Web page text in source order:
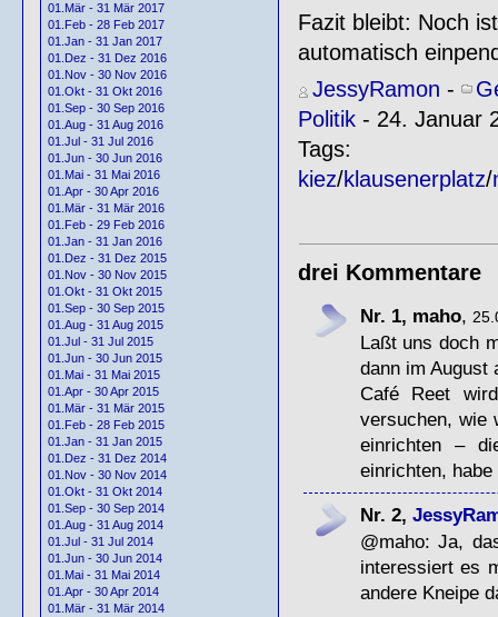
01.Mär - 31 Mär 2017
01.Feb - 28 Feb 2017
01.Jan - 31 Jan 2017
01.Dez - 31 Dez 2016
01.Nov - 30 Nov 2016
01.Okt - 31 Okt 2016
01.Sep - 30 Sep 2016
01.Aug - 31 Aug 2016
01.Jul - 31 Jul 2016
01.Jun - 30 Jun 2016
01.Mai - 31 Mai 2016
01.Apr - 30 Apr 2016
01.Mär - 31 Mär 2016
01.Feb - 29 Feb 2016
01.Jan - 31 Jan 2016
01.Dez - 31 Dez 2015
01.Nov - 30 Nov 2015
01.Okt - 31 Okt 2015
01.Sep - 30 Sep 2015
01.Aug - 31 Aug 2015
01.Jul - 31 Jul 2015
01.Jun - 30 Jun 2015
01.Mai - 31 Mai 2015
01.Apr - 30 Apr 2015
01.Mär - 31 Mär 2015
01.Feb - 28 Feb 2015
01.Jan - 31 Jan 2015
01.Dez - 31 Dez 2014
01.Nov - 30 Nov 2014
01.Okt - 31 Okt 2014
01.Sep - 30 Sep 2014
01.Aug - 31 Aug 2014
01.Jul - 31 Jul 2014
01.Jun - 30 Jun 2014
01.Mai - 31 Mai 2014
01.Apr - 30 Apr 2014
01.Mär - 31 Mär 2014
Fazit bleibt: Noch
automatisch
JessyRamon -
Politik- 24. Januar
Tags:
kiez/klausenerplatz/
drei Kommentare
Nr. 1, maho,
Laßt uns doch
dann im August
Café Reet
versuchen, wie
einrichten –
einrichten,
Nr. 2,
@maho: Ja,
interessiert es
andere Kneipe